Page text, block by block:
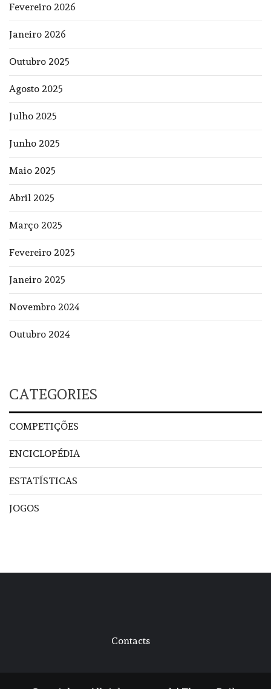
Fevereiro 2026
Janeiro 2026
Outubro 2025
Agosto 2025
Julho 2025
Junho 2025
Maio 2025
Abril 2025
Março 2025
Fevereiro 2025
Janeiro 2025
Novembro 2024
Outubro 2024
CATEGORIES
COMPETIÇÕES
ENCICLOPÉDIA
ESTATÍSTICAS
JOGOS
Contacts